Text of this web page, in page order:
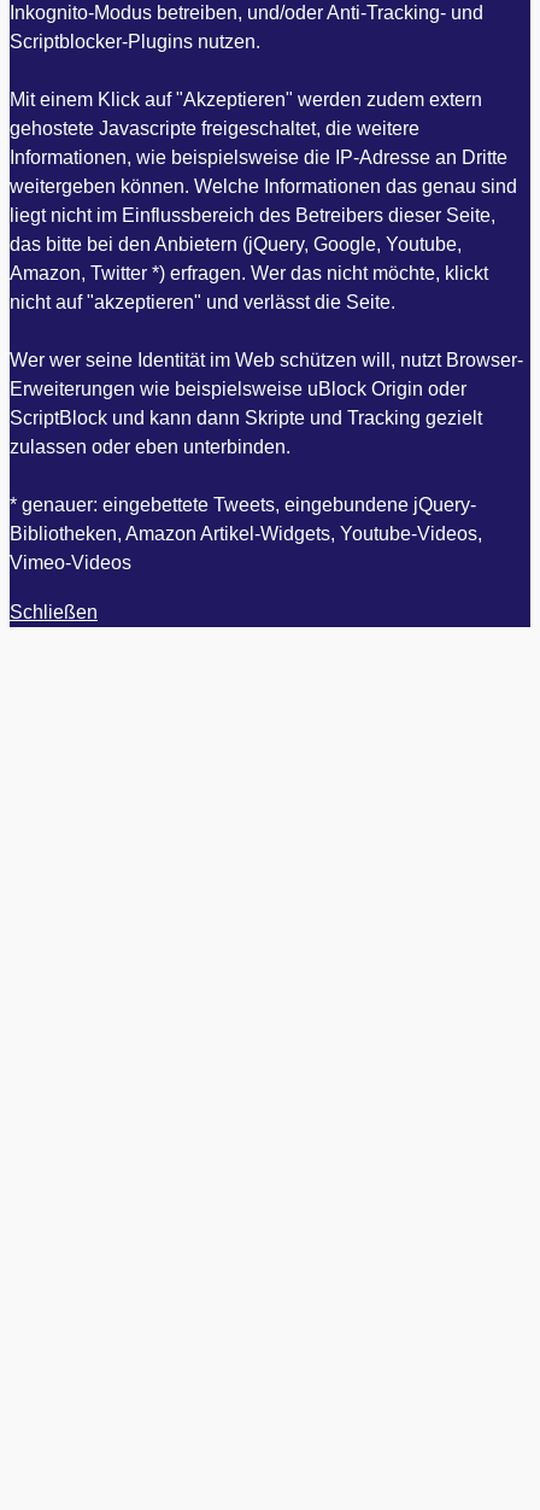
Inkognito-Modus betreiben, und/oder Anti-Tracking- und
Scriptblocker-Plugins nutzen.
Mit einem Klick auf "Akzeptieren" werden zudem extern
gehostete Javascripte freigeschaltet, die weitere
Informationen, wie beispielsweise die IP-Adresse an Dritte
weitergeben können. Welche Informationen das genau sind
liegt nicht im Einflussbereich des Betreibers dieser Seite,
das bitte bei den Anbietern (jQuery, Google, Youtube,
Amazon, Twitter *) erfragen. Wer das nicht möchte, klickt
nicht auf "akzeptieren" und verlässt die Seite.
Wer wer seine Identität im Web schützen will, nutzt Browser-
Erweiterungen wie beispielsweise uBlock Origin oder
ScriptBlock und kann dann Skripte und Tracking gezielt
zulassen oder eben unterbinden.
* genauer: eingebettete Tweets, eingebundene jQuery-
Bibliotheken, Amazon Artikel-Widgets, Youtube-Videos,
Vimeo-Videos
Schließen